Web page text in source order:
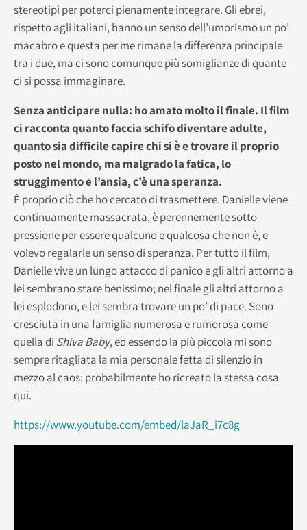
stereotipi per poterci pienamente integrare. Gli ebrei,
rispetto agli italiani, hanno un senso dell’umorismo un po’
macabro e questa per me rimane la differenza principale
tra i due, ma ci sono comunque più somiglianze di quante
ci si possa immaginare.
Senza anticipare nulla: ho amato molto il finale. Il film
ci racconta quanto faccia schifo diventare adulte,
quanto sia difficile capire chi si è e trovare il proprio
posto nel mondo, ma malgrado la fatica, lo
struggimento e l’ansia, c’è una speranza.
È proprio ciò che ho cercato di trasmettere. Danielle viene
continuamente massacrata, è perennemente sotto
pressione per essere qualcuno e qualcosa che non è, e
volevo regalarle un senso di speranza. Per tutto il film,
Danielle vive un lungo attacco di panico e gli altri attorno a
lei sembrano stare benissimo; nel finale gli altri attorno a
lei esplodono, e lei sembra trovare un po’ di pace. Sono
cresciuta in una famiglia numerosa e rumorosa come
quella di Shiva Baby, ed essendo la più piccola mi sono
sempre ritagliata la mia personale fetta di silenzio in
mezzo al caos: probabilmente ho ricreato la stessa cosa
qui.
https://www.youtube.com/embed/laJaR_i7c8g